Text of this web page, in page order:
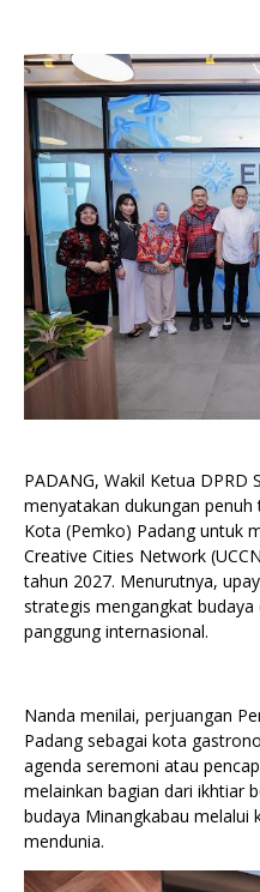
PADANG, Wakil Ketua
menyatakan dukungan
Kota (Pemko) Padang untuk
Creative Cities Network
tahun 2027. Menurutnya,
strategis mengangkat
panggung internasional.
Nanda menilai, perjuangan
Padang sebagai kota
agenda seremoni atau
melainkan bagian dari ikhtiar
budaya Minangkabau melalui
mendunia.